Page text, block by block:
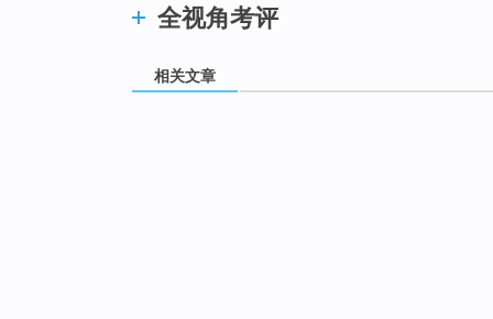
全视角考评
相关文章